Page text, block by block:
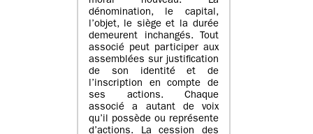
dénomination, le capital,
l’objet, le siège et la durée
demeurent inchangés. Tout
associé peut participer aux
assemblées sur justification
de son identité et de
l’inscription en compte de
ses actions. Chaque
associé a autant de voix
qu’il possède ou représente
d’actions. La cession des